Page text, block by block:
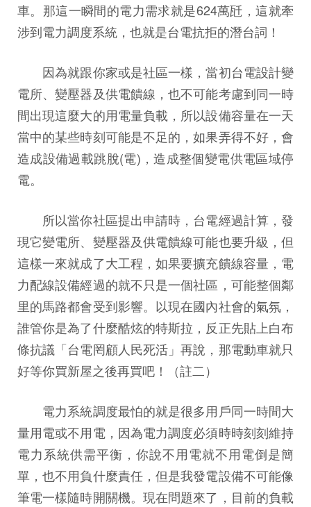
車。那這一瞬間的電力需求就是624萬瓩，這就牽
涉到電力調度系統，也就是台電抗拒的潛台詞！
因為就跟你家或是社區一樣，當初台電設計變
電所、變壓器及供電饋線，也不可能考慮到同一時
間出現這麼大的用電量負載，所以設備容量在一天
當中的某些時刻可能是不足的，如果弄得不好，會
造成設備過載跳脫(電)，造成整個變電供電區域停
電。
所以當你社區提出申請時，台電經過計算，發
現它變電所、變壓器及供電饋線可能也要升級，但
這樣一來就成了大工程，如果要擴充饋線容量，電
力配線設備經過的就不只是一個社區，可能整個鄰
里的馬路都會受到影響。以現在國內社會的氣氛，
誰管你是為了什麼酷炫的特斯拉，反正先貼上白布
條抗議「台電罔顧人民死活」再說，那電動車就只
好等你買新屋之後再買吧！（註二）
電力系統調度最怕的就是很多用戶同一時間大
量用電或不用電，因為電力調度必須時時刻刻維持
電力系統供需平衡，你說不用電就不用電倒是簡
單，也不用負什麼責任，但是我發電設備不可能像
筆電一樣隨時開關機。現在問題來了，目前的負載